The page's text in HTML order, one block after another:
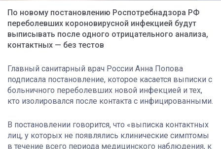
По новому постановлению Роспотребнадзора РФ
переболевших короновирусной инфекцией будут
выписывать после одного отрицательного анализа,
контактных — без тестов
Главный санитарный врач России Анна Попова
подписала постановление, которое касается выписки с
больничного переболевших новой инфекцией и тех,
кто изолировался после контакта с инфицированными.
В постановлении говорится, что «выписка контактных
лиц, у которых не появлялись клинические симптомы
в течение всего периода медицинского наблюдения, к